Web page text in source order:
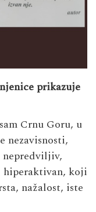
prikazuje
Crnu Goru, u
nezavisnosti,
nepredviljiv,
hiperaktivan, koji
nažalost, iste